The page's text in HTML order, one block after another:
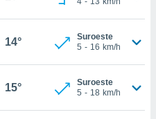
14°
Suroeste
5 - 16 km/h
15°
Suroeste
5 - 18 km/h